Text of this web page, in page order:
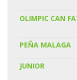
OLIMPIC CAN
PEÑA MALAGA
JUNIOR